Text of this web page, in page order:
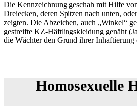
Die Kennzeichnung geschah mit Hilfe
Dreiecken, deren Spitzen nach unten,
zeigten. Die Abzeichen, auch „Winkel“
gestreifte KZ-Häftlingskleidung genäht
die Wächter den Grund ihrer Inhaftierung
Homosexuelle